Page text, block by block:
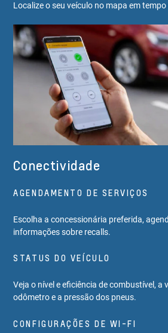
Localize o seu veículo no mapa em tempo
Conectividade
AGENDAMENTO DE SERVIÇOS
Escolha a concessionária preferida,
informações sobre recalls.
STATUS DO VEÍCULO
Veja o nível e eficiência de combustível, a
odômetro e a pressão dos pneus.
CONFIGURAÇÕES DE WI-FI